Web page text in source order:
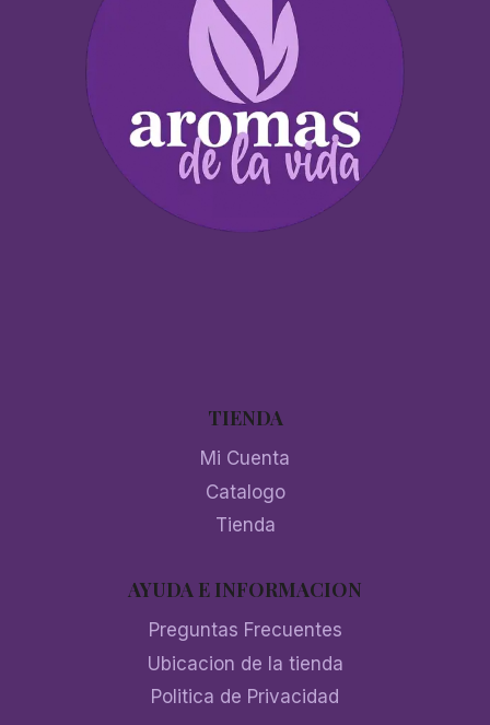
TIENDA
Mi Cuenta
Catalogo
Tienda
AYUDA E INFORMACION
Preguntas Frecuentes
Ubicacion de la tienda
Politica de Privacidad